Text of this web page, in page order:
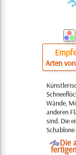
Arten
Wände,
anderen
sind. Die
Schablone.
ODie